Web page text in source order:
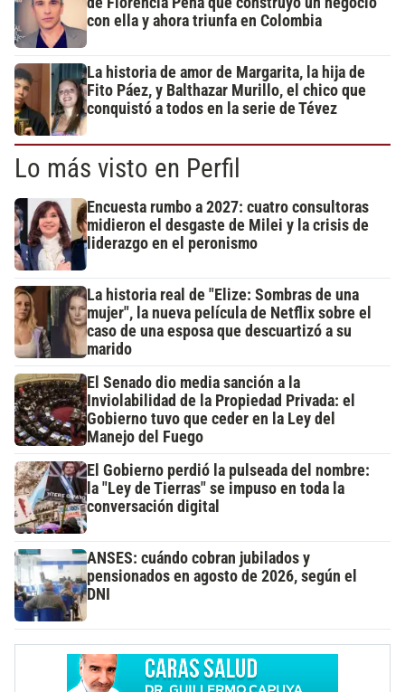
con ella y ahora triunfa en Colombia
La historia de amor de Margarita, la hija de
Fito Páez, y Balthazar Murillo, el chico que
conquistó a todos en la serie de Tévez
Lo más visto en Perfil
Encuesta rumbo a 2027: cuatro consultoras
midieron el desgaste de Milei y la crisis de
liderazgo en el peronismo
La historia real de "Elize: Sombras de una
mujer", la nueva película de Netflix sobre el
caso de una esposa que descuartizó a su
marido
El Senado dio media sanción a la
Inviolabilidad de la Propiedad Privada: el
Gobierno tuvo que ceder en la Ley del
Manejo del Fuego
El Gobierno perdió la pulseada del nombre:
la "Ley de Tierras" se impuso en toda la
conversación digital
ANSES: cuándo cobran jubilados y
pensionados en agosto de 2026, según el
DNI